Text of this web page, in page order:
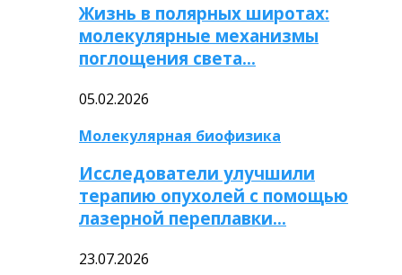
Жизнь в полярных широтах:
молекулярные механизмы
поглощения света…
05.02.2026
Молекулярная биофизика
Исследователи улучшили
терапию опухолей с помощью
лазерной переплавки…
23.07.2026